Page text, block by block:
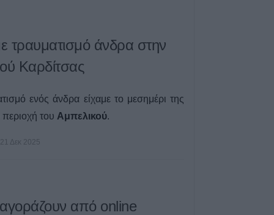
τραυματισμό άνδρα στην
Καρδίτσας
ενός άνδρα είχαμε το μεσημέρι της
του Αμπελικού.
21 Δεκ 2025
από online